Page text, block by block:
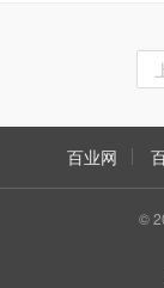
百业网
©